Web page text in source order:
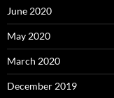
June 2020
May 2020
March 2020
December 2019